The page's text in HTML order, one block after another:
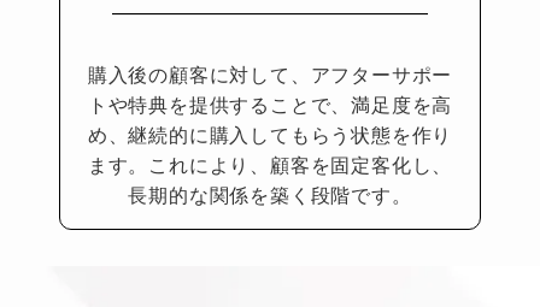
購入後の顧客に対して、アフ ターサポー
トや特典を提供す ることで、満足度を高
め、継続的に購入してもらう状態を作り
ます。これにより、顧客 を固定客化し、
長期的な関係を築く段階です。